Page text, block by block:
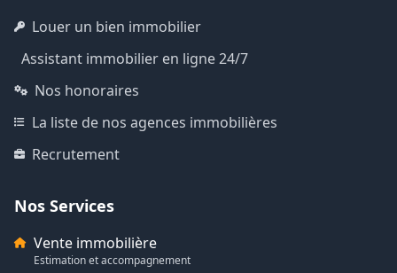
Louer un bien immobilier
Assistant immobilier en ligne 24/7
Nos honoraires
La liste de nos agences immobilières
Recrutement
Nos Services
Vente immobilière
Estimation et accompagnement